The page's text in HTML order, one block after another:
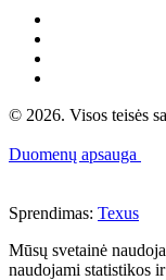
© 2026. Visos teisės
Duomenų apsauga
Sprendimas: Texus
Mūsų svetainė
naudojami statistikos